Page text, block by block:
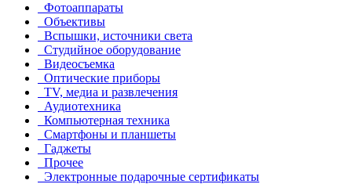
Фотоаппараты
Объективы
Вспышки, источники света
Студийное оборудование
Видеосъемка
Оптические приборы
TV, медиа и развлечения
Аудиотехника
Компьютерная техника
Смартфоны и планшеты
Гаджеты
Прочее
Электронные подарочные сертификаты